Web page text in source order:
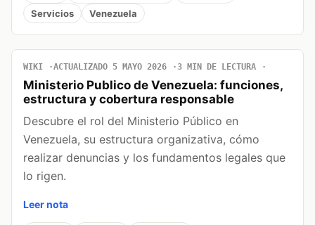
Servicios
Venezuela
WIKI ACTUALIZADO 5 MAYO 2026 3 MIN DE LECTURA
Ministerio Publico de Venezuela: funciones,
estructura y cobertura responsable
Descubre el rol del Ministerio Público en
Venezuela, su estructura organizativa, cómo
realizar denuncias y los fundamentos legales que
lo rigen.
Leer nota